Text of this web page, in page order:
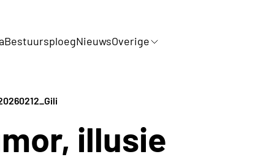
BestuursploegNieuwsOverige
illusie